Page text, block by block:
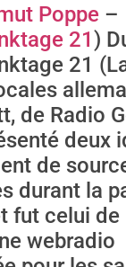
Poppe –
21)
21
de Radio
deux
de
durant la
fut celui de
webradio